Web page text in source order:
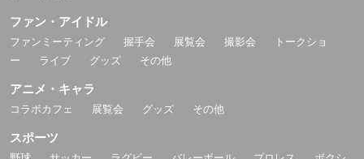
ファン・アイドル
ファンミーティング 握手会 展覧会 撮影会
トークショ
ー
ライブ グッズ その他
アニメ・キャラ
コラボカフェ 展覧会 グッズ その他
スポーツ